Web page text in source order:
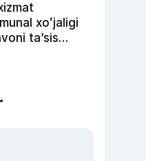
xoʻjaligi
taʼsis